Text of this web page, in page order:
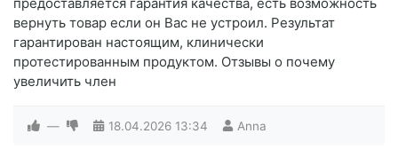
вернуть товар если он Вас не устроил. Результат
гарантирован настоящим, клинически
протестированным продуктом. Отзывы о почему
увеличить член
— 18.04.2026 13:34 Anna